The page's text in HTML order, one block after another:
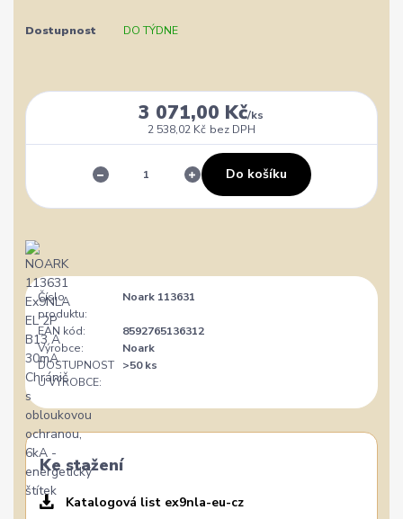
Dostupnost DO TÝDNE
3 071,00 Kč/ks
2 538,02 Kč bez DPH
Do košíku
Číslo
produktu:
Noark 113631
EAN kód:
8592765136312
Výrobce:
Noark
DOSTUPNOST
U VÝROBCE:
>50 ks
Ke stažení
Katalogová list ex9nla-eu-cz